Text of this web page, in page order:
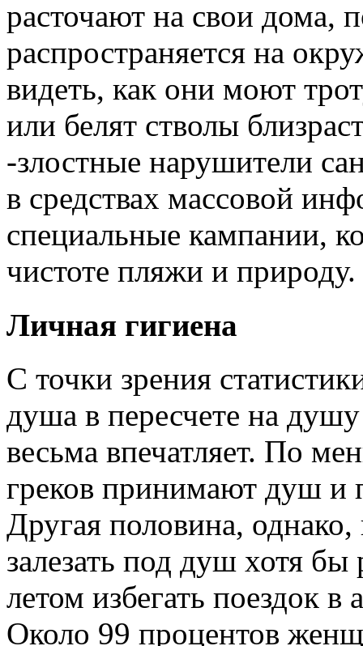
расточают на свои дома,
распространяется на
видеть, как они моют
или белят стволы
-злостные нарушители
в средствах массовой
специальные кампании,
чистоте пляжи и природу.
Личная гигиена
С точки зрения
душа в пересчете на
весьма впечатляет. По
греков принимают душ и
Другая половина,
залезать под душ хотя
летом избегать поездок в
Около 99 процентов